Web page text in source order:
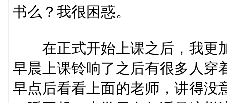
书么？我很困惑。
在正式开始上课之后，我更
早晨上课铃响了之后有很多人穿
早点后看看上面的老师，讲得没